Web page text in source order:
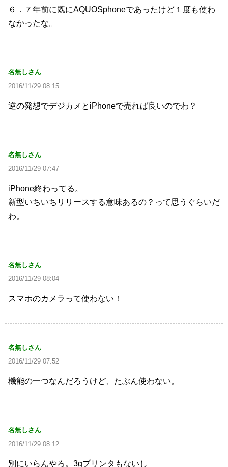
６．７年前に既にAQUOSphoneであったけど１度も使わ
なかったな。
名無しさん
2016/11/29 08:15
逆の発想でデジカメとiPhoneで売れば良いのでわ？
名無しさん
2016/11/29 07:47
iPhone終わってる。
新型いちいちリリースする意味あるの？って思うぐらいだ
わ。
名無しさん
2016/11/29 08:04
スマホのカメラって使わない！
名無しさん
2016/11/29 07:52
機能の一つなんだろうけど、たぶん使わない。
名無しさん
2016/11/29 08:12
別にいらんやろ。3gプリンタもないし